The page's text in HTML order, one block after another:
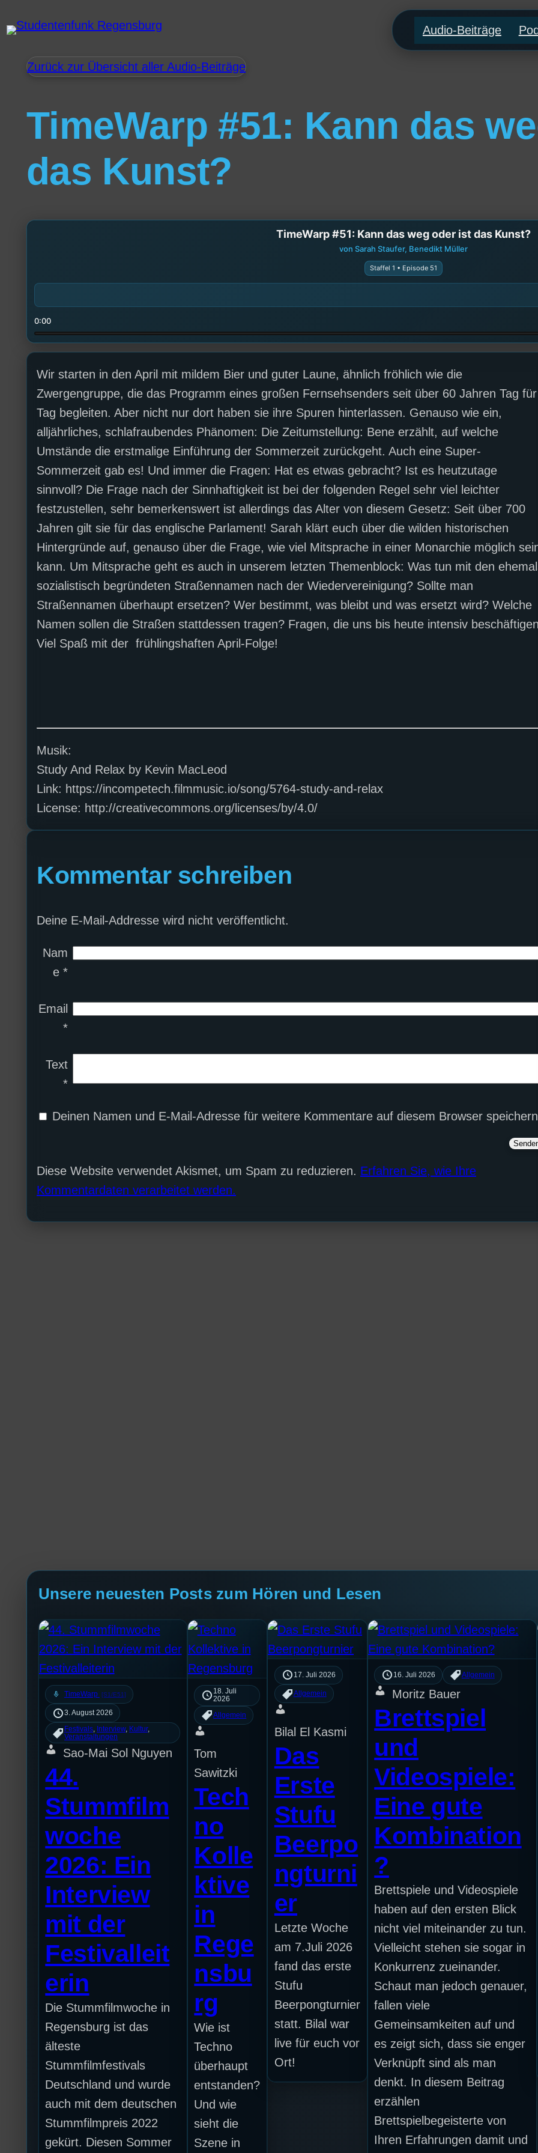
Audio-Beiträge
Zurück zur Übersicht aller Audio-Beiträge
TimeWarp #51: Kann das
das Kunst?
TimeWarp #51: Kann das weg oder ist das Kunst?
von Sarah Staufer, Benedikt Müller
Staffel 1 • Episode 51
0:00
Wir starten in den April mit mildem Bier und guter Laune, ähnlich fröhlich wie die
Zwergengruppe, die das Programm eines großen Fernsehsenders seit über 60 Jahren Tag für
Tag begleiten. Aber nicht nur dort haben sie ihre Spuren hinterlassen. Genauso wie ein,
alljährliches, schlafraubendes Phänomen: Die Zeitumstellung: Bene erzählt, auf welche
Umstände die erstmalige Einführung der Sommerzeit zurückgeht. Auch eine Super-
Sommerzeit gab es! Und immer die Fragen: Hat es etwas gebracht? Ist es heutzutage
sinnvoll? Die Frage nach der Sinnhaftigkeit ist bei der folgenden Regel sehr viel leichter
festzustellen, sehr bemerkenswert ist allerdings das Alter von diesem Gesetz: Seit über 700
Jahren gilt sie für das englische Parlament! Sarah klärt euch über die wilden historischen
Hintergründe auf, genauso über die Frage, wie viel Mitsprache in einer Monarchie möglich
kann. Um Mitsprache geht es auch in unserem letzten Themenblock: Was tun mit den
sozialistisch begründeten Straßennamen nach der Wiedervereinigung? Sollte man
Straßennamen überhaupt ersetzen? Wer bestimmt, was bleibt und was ersetzt wird? Welche
Namen sollen die Straßen stattdessen tragen? Fragen, die uns bis heute intensiv
Viel Spaß mit der frühlingshaften April-Folge!
Musik:
Study And Relax by Kevin MacLeod
Link: https://incompetech.filmmusic.io/song/5764-study-and-relax
License: http://creativecommons.org/licenses/by/4.0/
Kommentar schreiben
Deine E-Mail-Addresse wird nicht veröffentlicht.
Nam
e *
Email
*
Text
*
Deinen Namen und E-Mail-Adresse für weitere Kommentare auf diesem Browser
Diese Website verwendet Akismet, um Spam zu reduzieren. Erfahren Sie, wie Ihre
Kommentardaten verarbeitet werden.
Unsere neuesten Posts zum Hören und Lesen
mic TimeWarp [S1/E51]
3. August 2026
Festivals Interview, Kultur
Veranstaltungen
Sao-Mai Sol Nguyen
44.
Stummfilm
woche
2026: Ein
Interview
mit der
Festivalleit
erin
Die Stummfilmwoche in
Regensburg ist das
älteste
Stummfilmfestivals
Deutschland und wurde
auch mit dem deutschen
Stummfilmpreis 2022
gekürt. Diesen Sommer
18. Juli
2026
Allgemein
Tom
Sawitzki
Tech
no
Kolle
ktive
in
Rege
nsbu
rg
Wie ist
Techno
überhaupt
entstanden?
Und wie
sieht die
Szene in
17. Juli 2026
Allgemein
Bilal El Kasmi
Das
Erste
Stufu
Beerpo
ngturni
er
Letzte Woche
am 7.Juli 2026
fand das erste
Stufu
Beerpongturnier
statt. Bilal war
live für euch vor
Ort!
16. Juli 2026 Allgemein
Moritz Bauer
Brettspiel
und
Videospiele:
Eine gute
Kombination
?
Brettspiele und Videospiele
haben auf den ersten Blick
nicht viel miteinander zu tun.
Vielleicht stehen sie sogar in
Konkurrenz zueinander.
Schaut man jedoch genauer,
fallen viele
Gemeinsamkeiten auf und
es zeigt sich, dass sie enger
Verknüpft sind als man
denkt. In diesem Beitrag
erzählen
Brettspielbegeisterte von
Ihren Erfahrungen damit und